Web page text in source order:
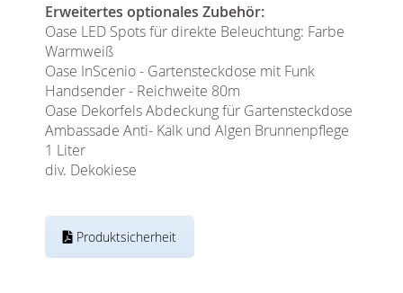
Erweitertes optionales Zubehör:
Oase LED Spots für direkte Beleuchtung: Farbe
Warmweiß
Oase InScenio - Gartensteckdose mit Funk
Handsender - Reichweite 80m
Oase Dekorfels Abdeckung für Gartensteckdose
Ambassade Anti- Kalk und Algen Brunnenpflege
1 Liter
div. Dekokiese
Produktsicherheit